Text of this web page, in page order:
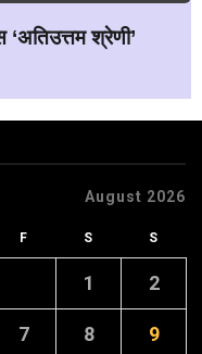
‘अतिउत्तम श्रेणी’
August 2026
F S S
1 2
7 8 9